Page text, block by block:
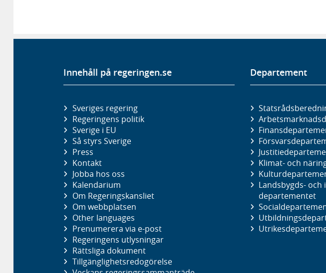
Innehåll på regeringen.se
Sveriges regering
Regeringens politik
Sverige i EU
Så styrs Sverige
Press
Kontakt
Jobba hos oss
Kalendarium
Om Regeringskansliet
Om webbplatsen
Other languages
Prenumerera via e-post
Regeringens utlysningar
Rättsliga dokument
Tillgänglighetsredogörelse
Departement
Klimat- och
Landsbygds-
departementet